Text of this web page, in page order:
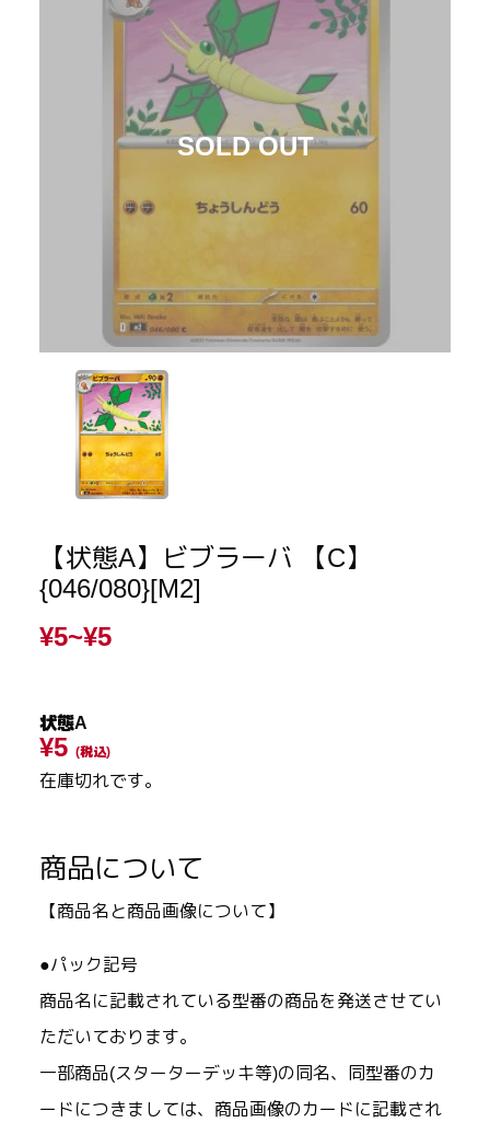
【状態A】ビブラーバ 【C】
{046/080}[M2]
¥5~¥5
状態A
¥5 (税込)
在庫切れです。
商品について
【商品名と商品画像について】
●パック記号
商品名に記載されている型番の商品を発送させてい
ただいております。
一部商品(スターターデッキ等)の同名、同型番のカ
ードにつきましては、商品画像のカードに記載され